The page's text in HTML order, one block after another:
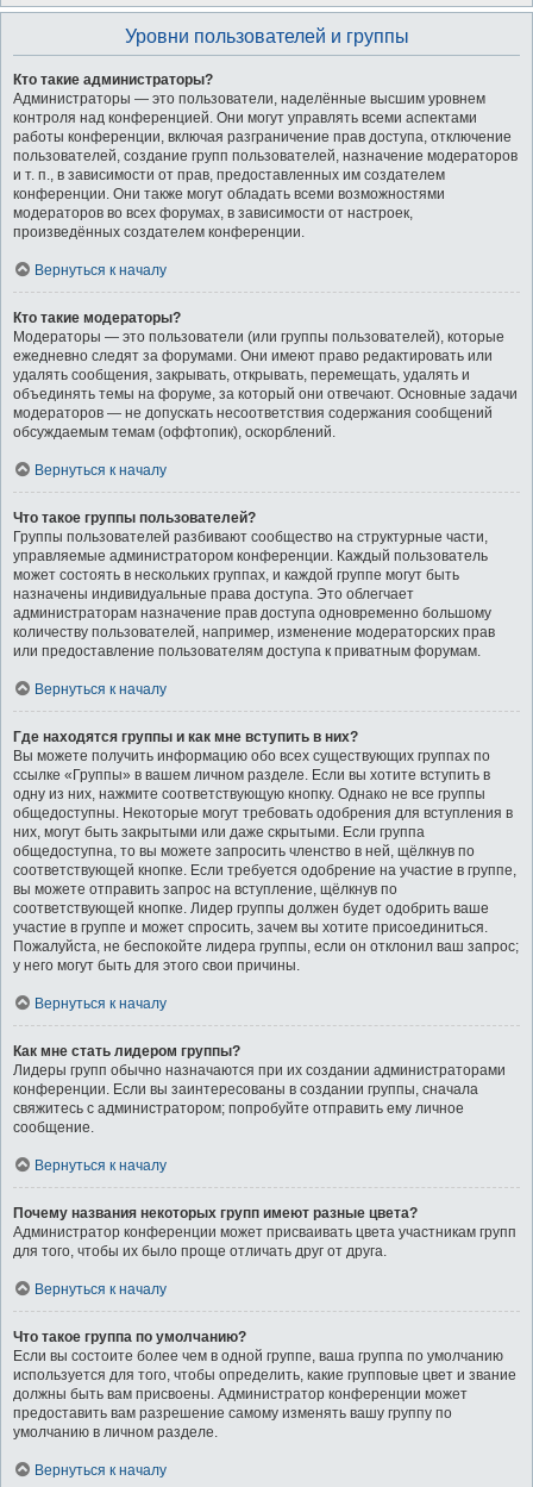
Уровни пользователей и группы
Кто такие администраторы?
Администраторы — это пользователи, наделённые высшим уровнем
контроля над конференцией. Они могут управлять всеми аспектами
работы конференции, включая разграничение прав доступа, отключение
пользователей, создание групп пользователей, назначение модераторов
и т. п., в зависимости от прав, предоставленных им создателем
конференции. Они также могут обладать всеми возможностями
модераторов во всех форумах, в зависимости от настроек,
произведённых создателем конференции.
Вернуться к началу
Кто такие модераторы?
Модераторы — это пользователи (или группы пользователей), которые
ежедневно следят за форумами. Они имеют право редактировать или
удалять сообщения, закрывать, открывать, перемещать, удалять и
объединять темы на форуме, за который они отвечают. Основные задачи
модераторов — не допускать несоответствия содержания сообщений
обсуждаемым темам (оффтопик), оскорблений.
Вернуться к началу
Что такое группы пользователей?
Группы пользователей разбивают сообщество на структурные части,
управляемые администратором конференции. Каждый пользователь
может состоять в нескольких группах, и каждой группе могут быть
назначены индивидуальные права доступа. Это облегчает
администраторам назначение прав доступа одновременно большому
количеству пользователей, например, изменение модераторских прав
или предоставление пользователям доступа к приватным форумам.
Вернуться к началу
Где находятся группы и как мне вступить в них?
Вы можете получить информацию обо всех существующих группах по
ссылке «Группы» в вашем личном разделе. Если вы хотите вступить в
одну из них, нажмите соответствующую кнопку. Однако не все группы
общедоступны. Некоторые могут требовать одобрения для вступления в
них, могут быть закрытыми или даже скрытыми. Если группа
общедоступна, то вы можете запросить членство в ней, щёлкнув по
соответствующей кнопке. Если требуется одобрение на участие в группе,
вы можете отправить запрос на вступление, щёлкнув по
соответствующей кнопке. Лидер группы должен будет одобрить ваше
участие в группе и может спросить, зачем вы хотите присоединиться.
Пожалуйста, не беспокойте лидера группы, если он отклонил ваш запрос;
у него могут быть для этого свои причины.
Вернуться к началу
Как мне стать лидером группы?
Лидеры групп обычно назначаются при их создании администраторами
конференции. Если вы заинтересованы в создании группы, сначала
свяжитесь с администратором; попробуйте отправить ему личное
сообщение.
Вернуться к началу
Почему названия некоторых групп имеют разные цвета?
Администратор конференции может присваивать цвета участникам групп
для того, чтобы их было проще отличать друг от друга.
Вернуться к началу
Что такое группа по умолчанию?
Если вы состоите более чем в одной группе, ваша группа по умолчанию
используется для того, чтобы определить, какие групповые цвет и звание
должны быть вам присвоены. Администратор конференции может
предоставить вам разрешение самому изменять вашу группу по
умолчанию в личном разделе.
Вернуться к началу